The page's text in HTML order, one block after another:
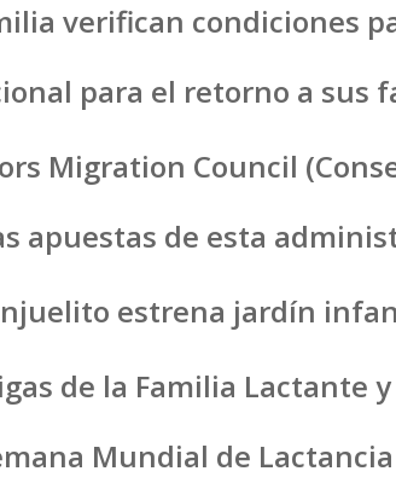
verifican condiciones
para el retorno a sus
Migration Council
apuestas de esta
estrena jardín
de la Familia Lactante
Mundial de